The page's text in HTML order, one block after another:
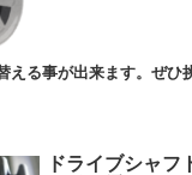
える事が出来ます。ぜひ
ドライブシャ